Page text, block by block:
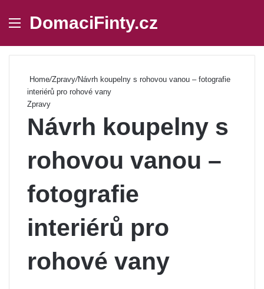
Menu
DomaciFinty.cz
Home/Zpravy/Návrh koupelny s rohovou vanou – fotografie
interiérů pro rohové vany
Zpravy
Návrh koupelny s
rohovou vanou –
fotografie
interiérů pro
rohové vany